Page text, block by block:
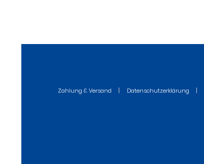
Zahlung & Versand Datenschutzerklärung